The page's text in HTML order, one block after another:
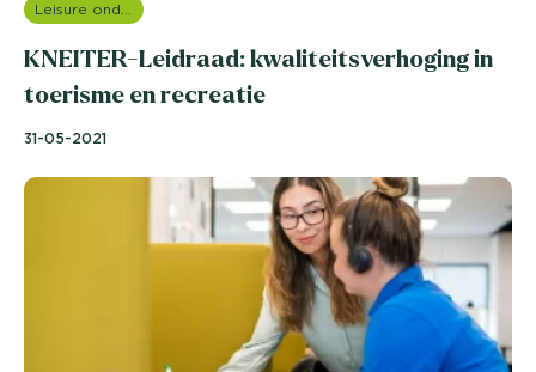
KNEITER-Leidraad: kwaliteitsverhoging in
toerisme en recreatie
31-05-2021